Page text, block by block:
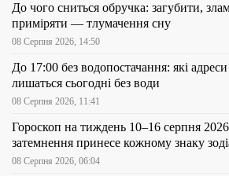
До чого сниться обручка: загубити,
приміряти — тлумачення сну
08 Серпня 2026, 14:50
До 17:00 без водопостачання: які
лишаться сьогодні без води
08 Серпня 2026, 11:41
Гороскоп на тиждень 10–16 серпня
затемнення принесе кожному знаку
08 Серпня 2026, 06:04